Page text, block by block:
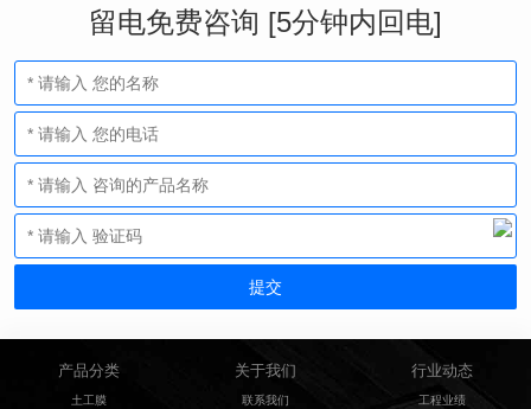
留电免费咨询 [5分钟内回电]
产品分类
土工膜
关于我们
联系我们
行业动态
工程业绩